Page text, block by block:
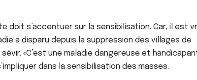
doit s’accentuer sur la sensibilisation. Car, il est
a disparu depuis la suppression des villages de
«C’est une maladie dangereuse et
dans la sensibilisation des masses.